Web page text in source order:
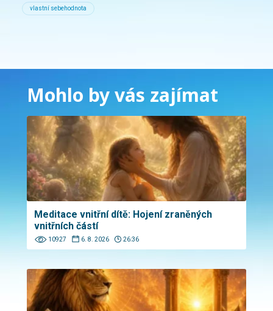
vlastní sebehodnota
Mohlo by vás zajímat
Meditace vnitřní dítě: Hojení zraněných
vnitřních částí
10927 6. 8. 2026 26:36